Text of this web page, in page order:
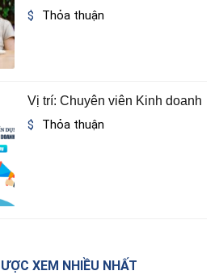
Thỏa thuận
Vị trí: Chuyên viên Kinh doanh
Thỏa thuận
XEM NHIỀU NHẤT